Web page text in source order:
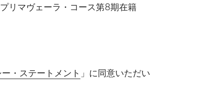
リマヴェーラ・コース第8期在籍
・ステートメント 」に同意いただい